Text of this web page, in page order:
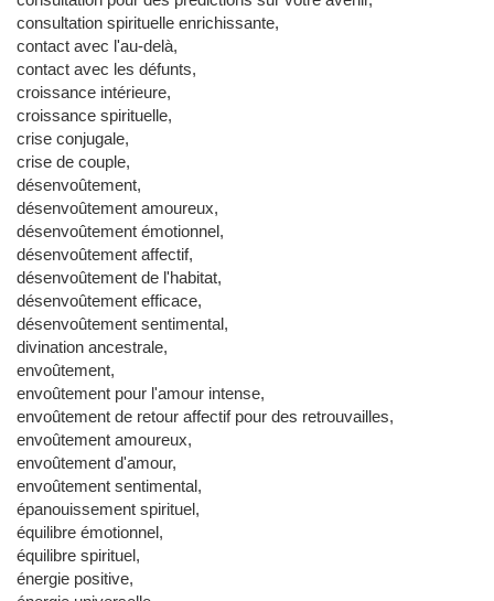
consultation spirituelle enrichissante,
contact avec l'au-delà,
contact avec les défunts,
croissance intérieure,
croissance spirituelle,
crise conjugale,
crise de couple,
désenvoûtement,
désenvoûtement amoureux,
désenvoûtement émotionnel,
désenvoûtement affectif,
désenvoûtement de l'habitat,
désenvoûtement efficace,
désenvoûtement sentimental,
divination ancestrale,
envoûtement,
envoûtement pour l'amour intense,
envoûtement de retour affectif pour des retrouvailles,
envoûtement amoureux,
envoûtement d'amour,
envoûtement sentimental,
épanouissement spirituel,
équilibre émotionnel,
équilibre spirituel,
énergie positive,